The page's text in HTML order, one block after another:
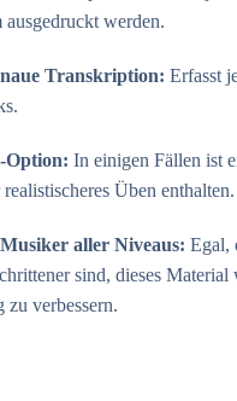
ausgedruckt werden.
Transkription: Erfasst
Option: In einigen Fällen ist
Üben enthalten.
aller Niveaus: Egal,
sind, dieses
zu verbessern.